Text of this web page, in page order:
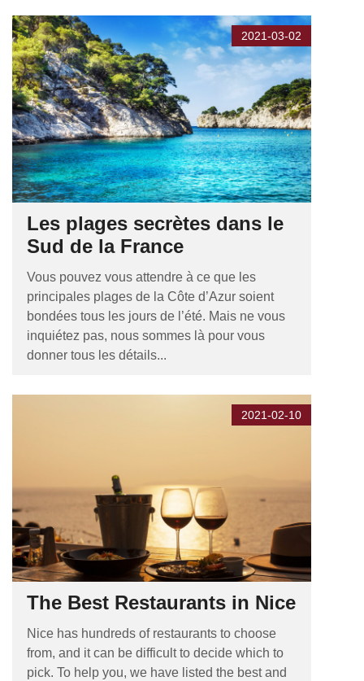
2021-03-02
Les plages secrètes dans le
Sud de la France
Vous pouvez vous attendre à ce que les
principales plages de la Côte d’Azur soient
bondées tous les jours de l’été. Mais ne vous
inquiétez pas, nous sommes là pour vous
donner tous les détails...
2021-02-10
The Best Restaurants in Nice
Nice has hundreds of restaurants to choose
from, and it can be difficult to decide which to
pick. To help you, we have listed the best and